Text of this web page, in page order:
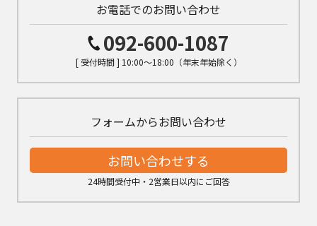
お電話でのお問い合わせ
092-600-1087
[ 受付時間 ] 10:00～18:00（年末年始除く）
フォームからお問い合わせ
お問い合わせする
24時間受付中・2営業日以内にご回答